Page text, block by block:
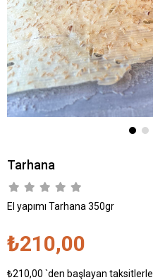
Tarhana
El yapımı Tarhana 350gr
₺210,00
₺210,00 `den başlayan taksitlerle